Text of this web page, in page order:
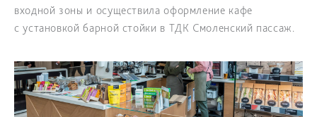
входной зоны и осуществила оформление кафе
с установкой барной стойки в ТДК Смоленский пассаж.